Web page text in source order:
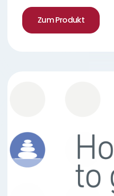
Zum Produkt